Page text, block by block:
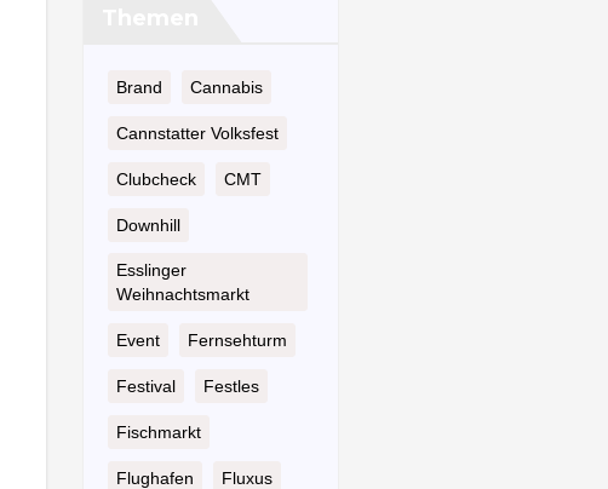
Brand Cannabis
Cannstatter Volksfest
Clubcheck CMT
Downhill
Esslinger
Weihnachtsmarkt
Event Fernsehturm
Festival Festles
Fischmarkt
Flughafen Fluxus